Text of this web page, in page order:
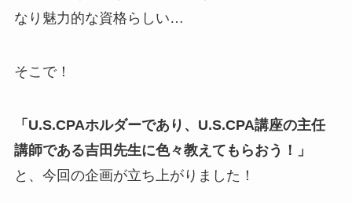
なり魅力的な資格らしい…
そこで！
「U.S.CPAホルダーであり、U.S.CPA講座の主任
講師である吉田先生に色々教えてもらおう！」
と、今回の企画が立ち上がりました！